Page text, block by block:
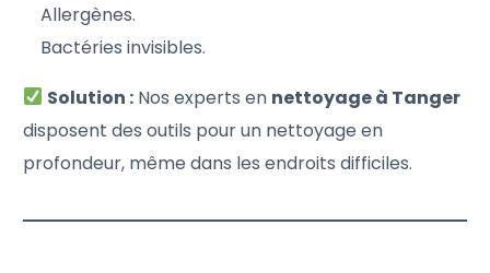
Allergènes.
Bactéries invisibles.
Solution : Nos experts en nettoyage à Tanger
disposent des outils pour un nettoyage en
profondeur, même dans les endroits difficiles.